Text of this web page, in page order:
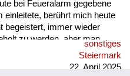
und Ausbildung
bei Feueralarm gegebene
einleitete, berührt mich heute
begeistert, immer wieder
zu werden, aber man
wir Kinder kannten es
es mir, dass sich der
sonstiges
Steiermark
22. April 2025